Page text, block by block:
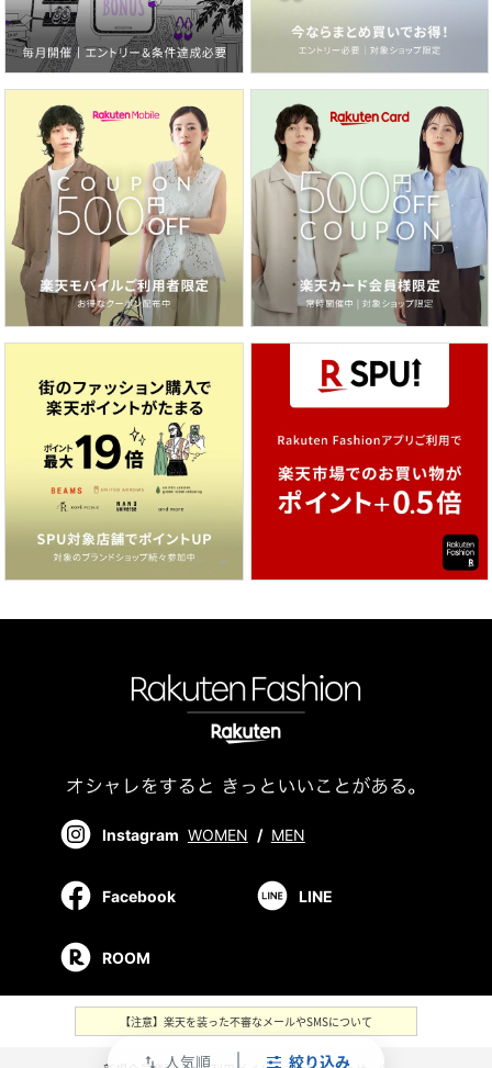
swap_vert 人気順 絞り込み
Instagram WOMEN / MEN
Facebook LINE
ROOM
【注意】楽天を装った不審なメールやSMSについて